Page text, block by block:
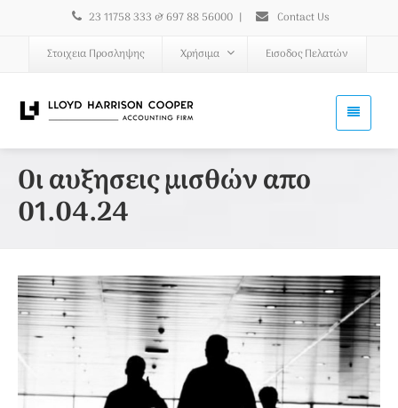
23 11758 333 & 697 88 56000 | Contact Us
Στοιχεια Προσληψης Χρήσιμα Εισοδος Πελατών
Οι αυξησεις μισθών απο
01.04.24